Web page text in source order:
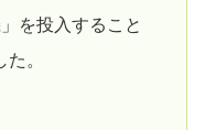
を投入すること
。